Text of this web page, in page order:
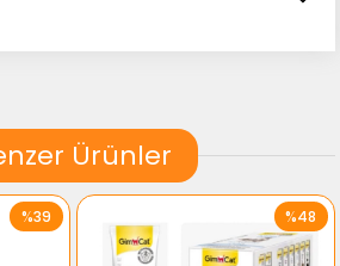
vitaminleri içeriğinde barındırır.
yedirilebilir,
yerde ağzı kapalı muhafaza
Ürünler
%39 %48